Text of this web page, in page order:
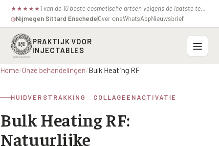
★ ★ ★ ★ ★ 1 van de 10 beste cosmetische artsen volgens de laatste test van de consumentenbond.
◍Nijmegen·Sittard·EnschedeOver onsWhatsAppNieuwsbrief
PRAKTIJK VOOR
INJECTABLES
BOVENSTE GEZICHT
Voorhoofdsrimpels
Fronsrimpel
INJECTABLES
Botox / anti-rimpel
Home/Onze behandelingen/Bulk Heating RF
HUIDVERSTRAKKING · COLLAGEENACTIVATIE
Bulk Heating RF:
Natuurlijke